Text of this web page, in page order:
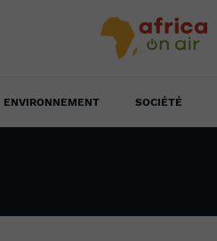
ENVIRONNEMENT SOCIÉTÉ